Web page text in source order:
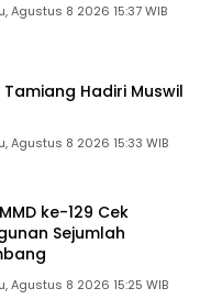
Agustus 8 2026 15:37 WIB
Tamiang Hadiri Muswil
Agustus 8 2026 15:33 WIB
ke-129 Cek
Sejumlah
Agustus 8 2026 15:25 WIB